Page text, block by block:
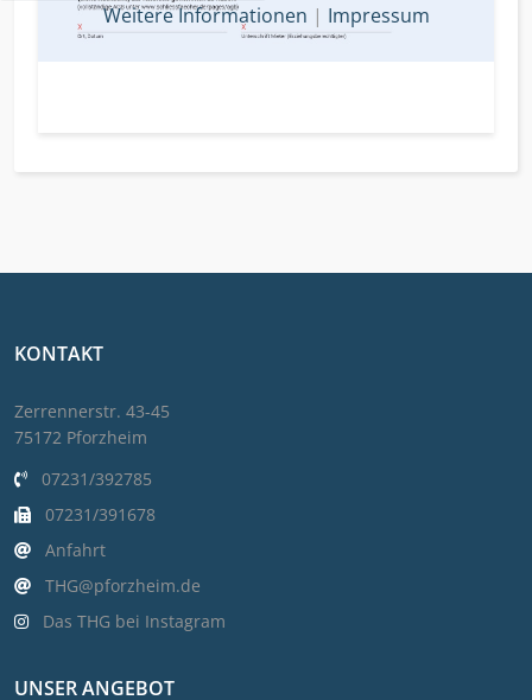
KONTAKT
Zerrennerstr. 43-45
75172 Pforzheim
07231/392785
07231/391678
Anfahrt
THG@pforzheim.de
Das THG bei Instagram
UNSER ANGEBOT
Weitere Informationen | Impressum